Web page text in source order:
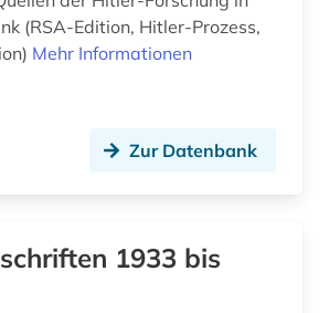
(RSA-Edition, Hitler-Prozess,
Mehr Informationen
Zur Datenbank
1933 bis